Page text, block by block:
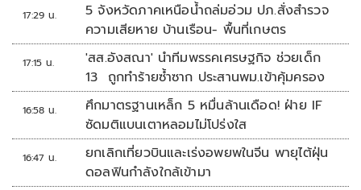
17:29 น.
5 จังหวัดภาคเหนือน้ำถล่มอ่วม ปภ.สั่งสำรวจ
ความเสียหาย บ้านเรือน- พื้นที่เกษตร
17:15 น.
'สส.อังสณา' นำทีมพรรคเศรษฐกิจ ช่วยเด็ก
13 ถูกทำร้ายซ้ำซาก ประสานพม.เข้าคุ้มครอง
16:58 น.
ศึกมาตรฐานเหล็ก 5 หมื่นล้านเดือด! ฝ่าย IF
ซัดมติแบนเตาหลอมไม่โปร่งใส
16:47 น.
ยกเลิกเที่ยวบินและเร่งอพยพในจีน พายุไต้ฝุ่น
ดอลฟินกำลังใกล้เข้ามา